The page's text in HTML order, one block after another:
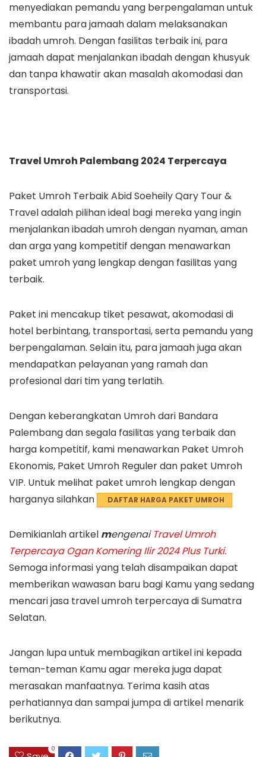
menyediakan pemandu yang berpengalaman untuk
membantu para jamaah dalam melaksanakan
ibadah umroh. Dengan fasilitas terbaik ini, para
jamaah dapat menjalankan ibadah dengan khusyuk
dan tanpa khawatir akan masalah akomodasi dan
transportasi.
Travel Umroh Palembang 2024 Terpercaya
Paket Umroh Terbaik Abid Soeheily Qary Tour &
Travel adalah pilihan ideal bagi mereka yang ingin
menjalankan ibadah umroh dengan nyaman, aman
dan arga yang kompetitif dengan menawarkan
paket umroh yang lengkap dengan fasilitas yang
terbaik.
Paket ini mencakup tiket pesawat, akomodasi di
hotel berbintang, transportasi, serta pemandu yang
berpengalaman. Selain itu, para jamaah juga akan
mendapatkan pelayanan yang ramah dan
profesional dari tim yang terlatih.
Dengan keberangkatan Umroh dari Bandara
Palembang dan segala fasilitas yang terbaik dan
harga kompetitif, kami menawarkan Paket Umroh
Ekonomis, Paket Umroh Reguler dan paket Umroh
VIP. Untuk melihat paket umroh lengkap dengan
harganya silahkan
DAFTAR HARGA PAKET UMROH
Demikianlah artikel mengenai Travel Umroh
Terpercaya Ogan Komering Ilir 2024 Plus Turki.
Semoga informasi yang telah disampaikan dapat
memberikan wawasan baru bagi Kamu yang sedang
mencari jasa travel umroh terpercaya di Sumatra
Selatan.
Jangan lupa untuk membagikan artikel ini kepada
teman-teman Kamu agar mereka juga dapat
merasakan manfaatnya. Terima kasih atas
perhatiannya dan sampai jumpa di artikel menarik
berikutnya.
0